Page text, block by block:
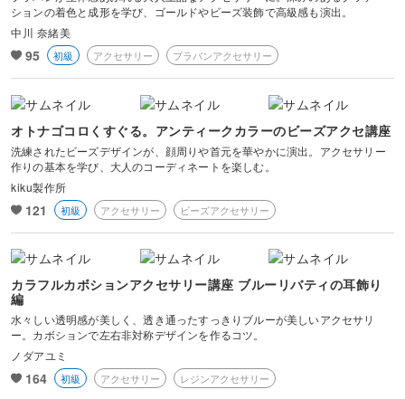
ションの着色と成形を学び、ゴールドやビーズ装飾で高級感も演出。
中川 奈緒美
95 初級 アクセサリー プラバンアクセサリー
オトナゴコロくすぐる。アンティークカラーのビーズアクセ講座
洗練されたビーズデザインが、顔周りや首元を華やかに演出。アクセサリー
作りの基本を学び、大人のコーディネートを楽しむ。
kiku製作所
121 初級 アクセサリー ビーズアクセサリー
カラフルカボションアクセサリー講座 ブルーリバティの耳飾り
編
水々しい透明感が美しく、透き通ったすっきりブルーが美しいアクセサリ
ー。カボションで左右非対称デザインを作るコツ。
ノダアユミ
164 初級 アクセサリー レジンアクセサリー